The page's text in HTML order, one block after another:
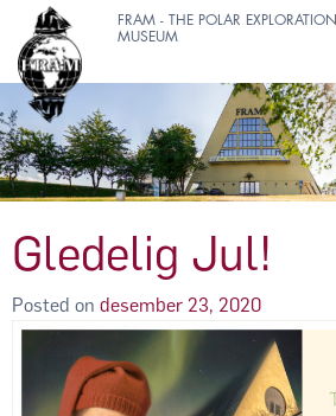
FRAM - THE POLAR EXPLORATION
MUSEUM
Gledelig Jul!
Posted on desember 23, 2020